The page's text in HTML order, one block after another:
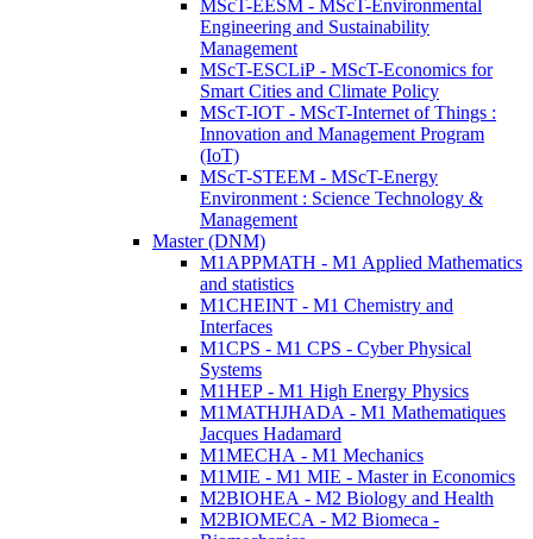
MScT-EESM - MScT-Environmental
Engineering and Sustainability
Management
MScT-ESCLiP - MScT-Economics for
Smart Cities and Climate Policy
MScT-IOT - MScT-Internet of Things :
Innovation and Management Program
(IoT)
MScT-STEEM - MScT-Energy
Environment : Science Technology &
Management
Master (DNM)
M1APPMATH - M1 Applied Mathematics
and statistics
M1CHEINT - M1 Chemistry and
Interfaces
M1CPS - M1 CPS - Cyber Physical
Systems
M1HEP - M1 High Energy Physics
M1MATHJHADA - M1 Mathematiques
Jacques Hadamard
M1MECHA - M1 Mechanics
M1MIE - M1 MIE - Master in Economics
M2BIOHEA - M2 Biology and Health
M2BIOMECA - M2 Biomeca -